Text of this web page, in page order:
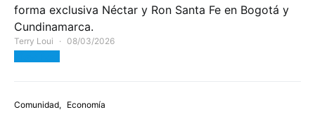
forma exclusiva Néctar y Ron Santa Fe en Bogotá y
Cundinamarca.
Terry Loui 08/03/2026
Comunidad Economía